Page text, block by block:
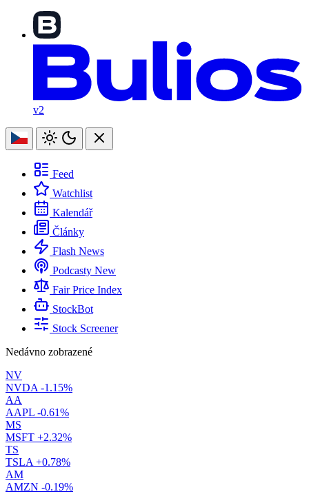
v2
Feed
Watchlist
Kalendář
Články
Flash News
Podcasty New
Fair Price Index
StockBot
Stock Screener
Nedávno zobrazené
NV
NVDA -1.15%
AA
AAPL -0.61%
MS
MSFT +2.32%
TS
TSLA +0.78%
AM
AMZN -0.19%